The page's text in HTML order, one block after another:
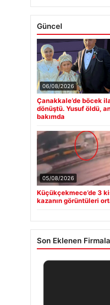
Güncel
06/08/2026
Çanakkale’de böcek
dönüştü. Yusuf öldü,
bakımda
05/08/2026
Küçükçekmece’de 3
kazanın görüntüleri
Son Eklenen